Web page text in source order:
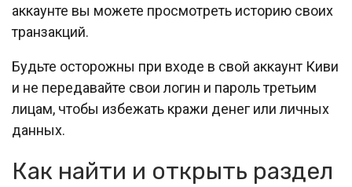
аккаунте вы можете просмотреть историю своих
транзакций.
Будьте осторожны при входе в свой аккаунт Киви
и не передавайте свои логин и пароль третьим
лицам, чтобы избежать кражи денег или личных
данных.
Как найти и открыть раздел